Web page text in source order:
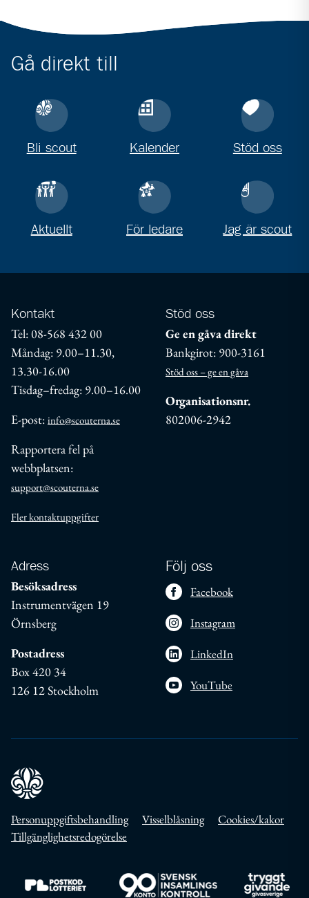
Gå direkt till
Bli scout Kalender Stöd oss
Aktuellt För ledare Jag är scout
Kontakt
Tel: 08-568 432 00
Måndag: 9.00–11.30,
13.30-16.00
Tisdag–fredag: 9.00–16.00
E-post: info@scouterna.se
Rapportera fel på
webbplatsen:
support@scouterna.se
Fler kontaktuppgifter
Stöd oss
Ge en gåva direkt
Bankgirot: 900-3161
Stöd oss – ge en gåva
Organisationsnr.
802006-2942
Adress
Besöksadress
Instrumentvägen 19
Örnsberg
Postadress
Box 420 34
126 12 Stockholm
Följ oss
Facebook
Instagram
LinkedIn
YouTube
Personuppgiftsbehandling Visselblåsning
Cookies/kakor
Tillgänglighetsredogörelse
Till https://www.postkodlotteriet.se/Till https://www.insamlingskontroll.se/
Till https://